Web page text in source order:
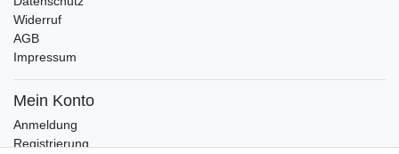
Widerruf
AGB
Impressum
Mein Konto
Anmeldung
Registrierung